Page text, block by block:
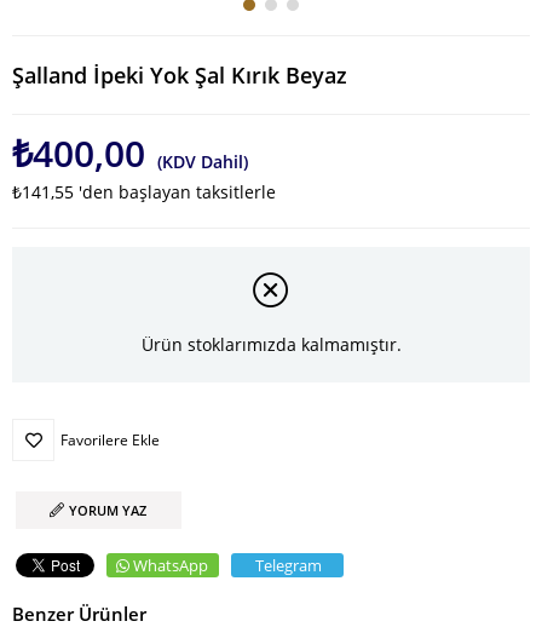
Şalland İpeki Yok Şal Kırık Beyaz
₺400,00 (KDV Dahil)
₺141,55 'den başlayan taksitlerle
Ürün stoklarımızda kalmamıştır.
Favorilere Ekle
YORUM YAZ
WhatsApp Telegram
Benzer Ürünler